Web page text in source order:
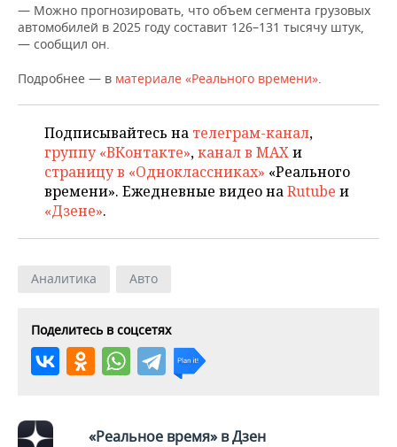
— Можно прогнозировать, что объем сегмента грузовых
автомобилей в 2025 году составит 126–131 тысячу штук,
— сообщил он.
Подробнее — в материале «Реального времени».
Подписывайтесь на телеграм-канал,
группу «ВКонтакте»,канал в MAXи
страницу в «Одноклассниках» «Реального
времени». Ежедневные видео наRutube и
«Дзене».
Аналитика Авто
Поделитесь в соцсетях
«Реальное время» в Дзен